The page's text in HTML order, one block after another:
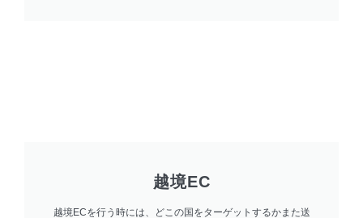
越境EC
越境ECを行う時には、どこの国をターゲットするかまた送